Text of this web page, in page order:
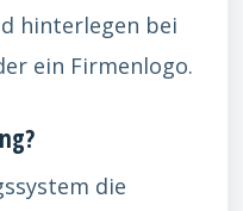
hinterlegen bei
ein Firmenlogo.
die